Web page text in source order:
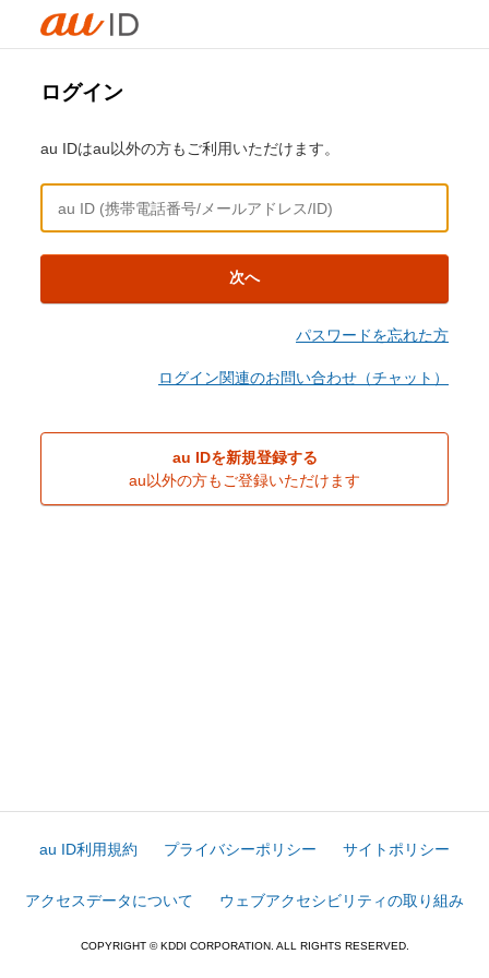
ログイン
au IDはau以外の方もご利用いただけます。
次へ
パスワードを忘れた方
ログイン関連のお問い合わせ（チャット）
au IDを新規登録する
au以外の方もご登録いただけます
au ID利用規約 プライバシーポリシー サイトポリシー
アクセスデータについて ウェブアクセシビリティの取り組み
COPYRIGHT © KDDI CORPORATION. ALL RIGHTS RESERVED.